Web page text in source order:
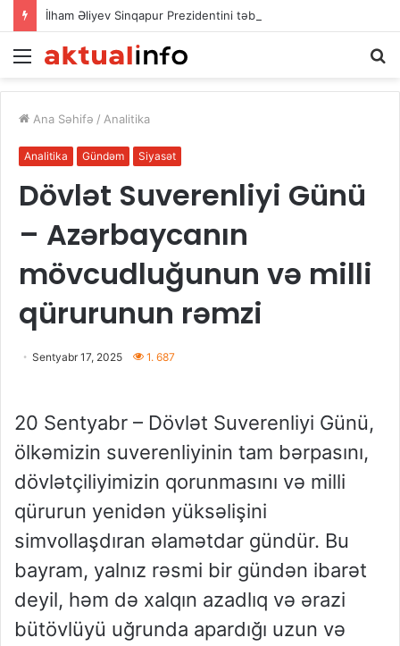
İlham Əliyev Sinqapur Prezidentini təbrik etdi
Menu
Ana Səhifə / Analitika
Analitika Gündəm Siyasət
Dövlət Suverenliyi Günü
– Azərbaycanın
mövcudluğunun və milli
qürurunun rəmzi
Sentyabr 17, 2025 1. 687
20 Sentyabr – Dövlət Suverenliyi Günü,
ölkəmizin suverenliyinin tam bərpasını,
dövlətçiliyimizin qorunmasını və milli
qürurun yenidən yüksəlişini
simvollaşdıran əlamətdar gündür. Bu
bayram, yalnız rəsmi bir gündən ibarət
deyil, həm də xalqın azadlıq və ərazi
bütövlüyü uğrunda apardığı uzun və